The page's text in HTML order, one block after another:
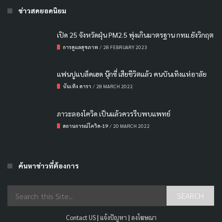
ข่าวสดยอดนิยม
เปิด 25 จังหวัดฝุ่น PM2.5 พุ่งเกินมาตรฐาน กทม.ยังวิกฤต
การดูแลสุขภาพ / 28 FEBRUARY 2023
แฟนปูแบล็คเฮด นุ๊กซี่ เสียชีวิตแล้ว คนบันเทิงแห่อาลัย
บันเทิง ดารา / 28 MARCH 2022
ภาวะลองโควิด เป็นแล้วควรรีบพบแพทย์
สถานการณ์โควิด-19 / 20 MARCH 2022
ค้นหาข่าวที่ต้องการ
Contact US| แจ้งปัญหา | ลงโฆษณา